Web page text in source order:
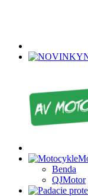
Benda
QJMotor